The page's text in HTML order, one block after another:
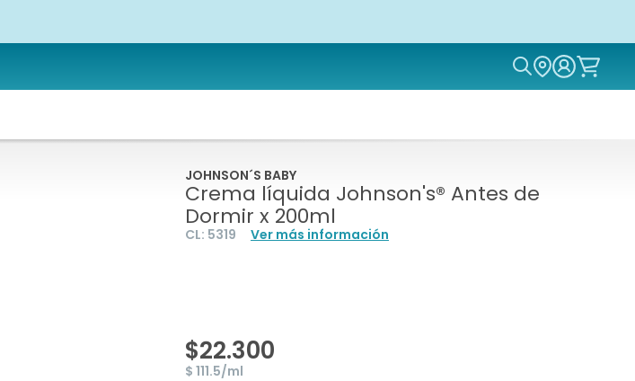
Icon of
JOHNSON´S BABY
Crema líquida Johnson's® Antes de
Dormir x 200ml
CL: 5319 Ver más información
$22.300
$ 111.5/ml